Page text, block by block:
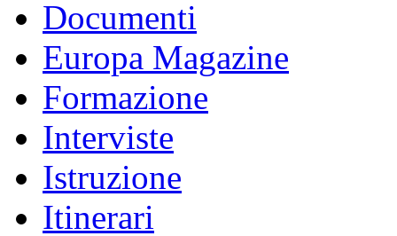
Documenti
Europa Magazine
Formazione
Interviste
Istruzione
Itinerari